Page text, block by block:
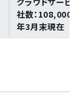
社数：
年3月末現在